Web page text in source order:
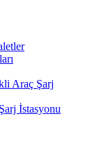
Araç Şarj
İstasyonu